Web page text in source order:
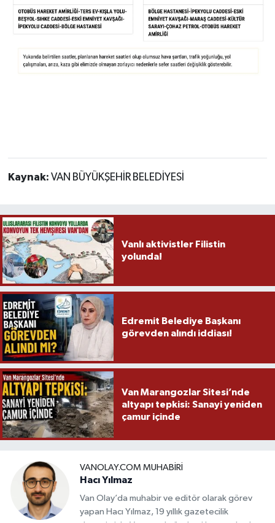
Kaynak: VAN BÜYÜKŞEHİR BELEDİYESİ
Vanlı aktivistler Filistin
yolunda!
Edremit Belediye Başkanı
görevden alındı iddiası!
Van Marangozlar Sitesi’nde
altyapı tepkisi: Sanayi yeniden
çamur içinde
VANOLAY.COM MUHABIRI
Hacı Yılmaz
Van Olay’da muhabir ve editör olarak görev
yapan Hacı Yılmaz, 19 yıllık gazetecilik